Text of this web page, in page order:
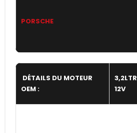
PORSCHE
DÉTAILS DU MOTEUR
OEM :
3,2LTR
12V